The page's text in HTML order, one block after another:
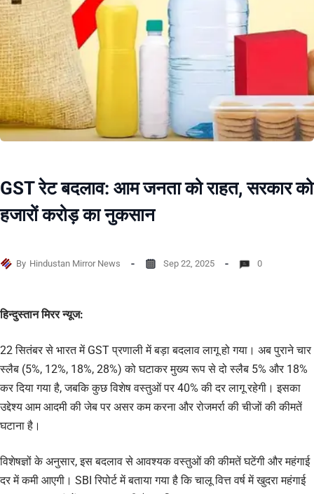
GST रेट बदलाव: आम जनता को राहत, सरकार को
हजारों करोड़ का नुकसान
By Hindustan Mirror News Sep 22, 2025 0
हिन्दुस्तान मिरर न्यूज:
22 सितंबर से भारत में GST प्रणाली में बड़ा बदलाव लागू हो गया। अब पुराने चार
स्लैब (5%, 12%, 18%, 28%) को घटाकर मुख्य रूप से दो स्लैब 5% और 18%
कर दिया गया है, जबकि कुछ विशेष वस्तुओं पर 40% की दर लागू रहेगी। इसका
उद्देश्य आम आदमी की जेब पर असर कम करना और रोजमर्रा की चीजों की कीमतें
घटाना है।
विशेषज्ञों के अनुसार, इस बदलाव से आवश्यक वस्तुओं की कीमतें घटेंगी और महंगाई
दर में कमी आएगी। SBI रिपोर्ट में बताया गया है कि चालू वित्त वर्ष में खुदरा महंगाई